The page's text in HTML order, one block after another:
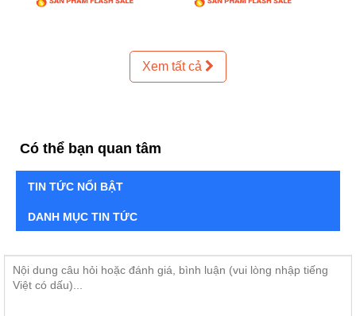
Xem tất cả
Có thể bạn quan tâm
TIN TỨC NỔI BẬT
DANH MỤC TIN TỨC